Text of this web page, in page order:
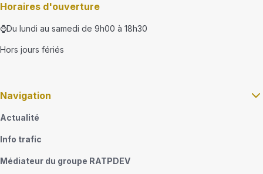
Horaires d'ouverture
⌚Du lundi au samedi de 9h00 à 18h30
Hors jours fériés
Navigation
Actualité
Info trafic
Médiateur du groupe RATPDEV